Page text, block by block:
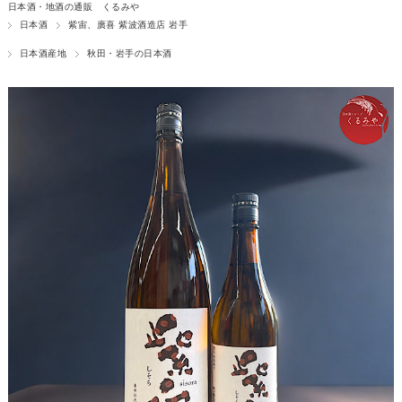
日本酒・地酒の通販 くるみや
日本酒
紫宙、廣喜 紫波酒造店 岩手
日本酒産地 秋田・岩手の日本酒